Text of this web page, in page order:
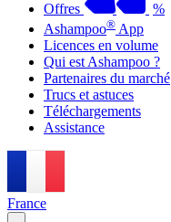
Offres
%
Ashampoo® App
Licences en volume
Qui est Ashampoo ?
Partenaires du marché
Trucs et astuces
Téléchargements
Assistance
France